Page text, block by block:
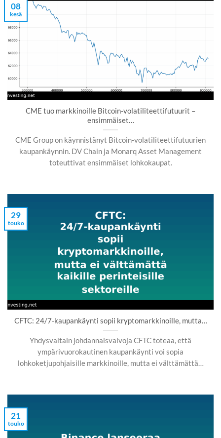
CME tuo markkinoille Bitcoin-volatiliteettifutuurit –
ensimmäiset…
CME Group on käynnistänyt Bitcoin-volatiliteettifutuurien
kaupankäynnin. DV Chain ja Monarq Asset Management
toteuttivat ensimmäiset lohkokaupat.
08
kesä
CFTC: 24/7-kaupankäynti sopii kryptomarkkinoille, mutta…
Yhdysvaltain johdannaisvalvoja CFTC toteaa, että
ympärivuorokautinen kaupankäynti voi sopia
lohkoketjupohjaisille markkinoille, mutta ei välttämättä…
29
touko
21
touko